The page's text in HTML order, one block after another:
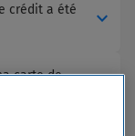
crédit a été
expand_more
carte de